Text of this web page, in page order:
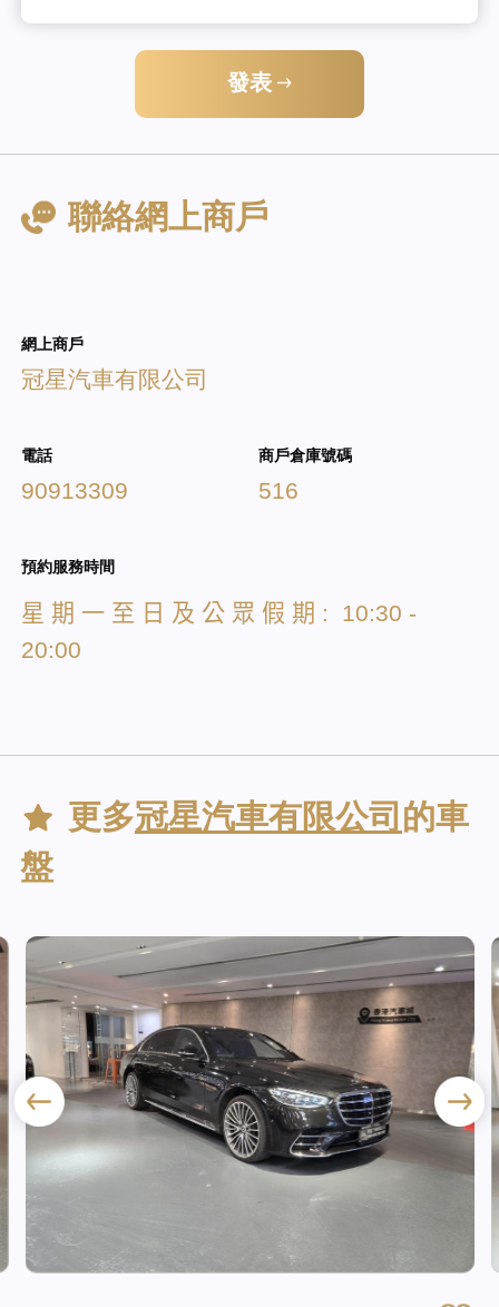
發表
聯絡網上商戶
網上商戶
冠星汽車有限公司
電話
90913309
商戶倉庫號碼
516
預約服務時間
星 期 一 至 日 及 公 眾 假 期 : 10:30 -
20:00
更多冠星汽車有限公司 的車
盤